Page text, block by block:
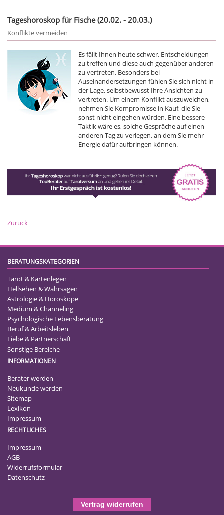
Tageshoroskop für Fische (20.02. - 20.03.)
Konflikte vermeiden
Es fällt Ihnen heute schwer, Entscheidungen
zu treffen und diese auch gegenüber anderen
zu vertreten. Besonders bei
Auseinandersetzungen fühlen Sie sich nicht in
der Lage, selbstbewusst Ihre Ansichten zu
vertreten. Um einem Konflikt auszuweichen,
nehmen Sie Kompromisse in Kauf, die Sie
sonst nicht eingehen würden. Eine bessere
Taktik wäre es, solche Gespräche auf einen
anderen Tag zu verlegen, an dem Sie mehr
Energie dafür aufbringen können.
Zurück
BERATUNGSKATEGORIEN
Tarot & Kartenlegen
Hellsehen & Wahrsagen
Astrologie & Horoskope
Medium & Channeling
Psychologische Lebensberatung
Beruf & Arbeitsleben
Liebe & Partnerschaft
Sonstige Bereiche
INFORMATIONEN
Berater werden
Neukunde werden
Sitemap
Lexikon
Impressum
RECHTLICHES
Impressum
AGB
Widerrufsformular
Datenschutz
Vertrag widerrufen